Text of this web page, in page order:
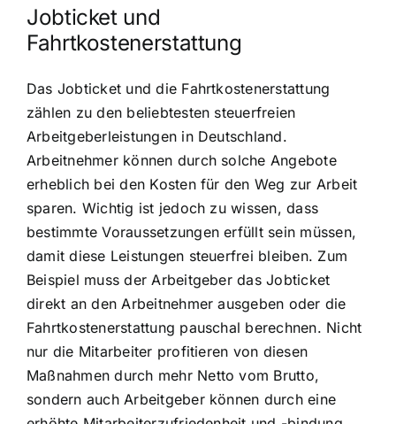
Jobticket und
Fahrtkostenerstattung
Das Jobticket und die Fahrtkostenerstattung
zählen zu den beliebtesten steuerfreien
Arbeitgeberleistungen in Deutschland.
Arbeitnehmer können durch solche Angebote
erheblich bei den Kosten für den Weg zur Arbeit
sparen. Wichtig ist jedoch zu wissen, dass
bestimmte Voraussetzungen erfüllt sein müssen,
damit diese Leistungen steuerfrei bleiben. Zum
Beispiel muss der Arbeitgeber das Jobticket
direkt an den Arbeitnehmer ausgeben oder die
Fahrtkostenerstattung pauschal berechnen. Nicht
nur die Mitarbeiter profitieren von diesen
Maßnahmen durch mehr Netto vom Brutto,
sondern auch Arbeitgeber können durch eine